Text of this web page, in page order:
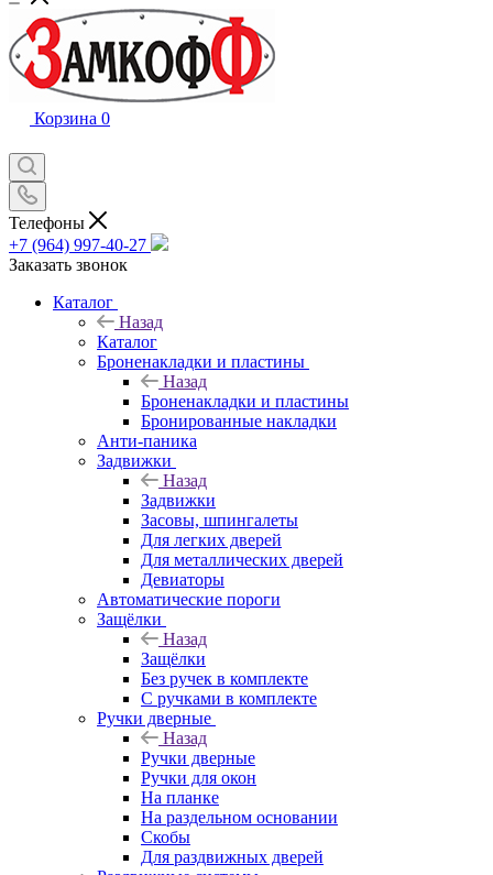
Корзина 0
Телефоны
+7 (964) 997-40-27
Заказать звонок
Каталог
Назад
Каталог
Броненакладки и пластины
Назад
Броненакладки и пластины
Бронированные накладки
Анти-паника
Задвижки
Назад
Задвижки
Засовы, шпингалеты
Для легких дверей
Для металлических дверей
Девиаторы
Автоматические пороги
Защёлки
Назад
Защёлки
Без ручек в комплекте
С ручками в комплекте
Ручки дверные
Назад
Ручки дверные
Ручки для окон
На планке
На раздельном основании
Скобы
Для раздвижных дверей